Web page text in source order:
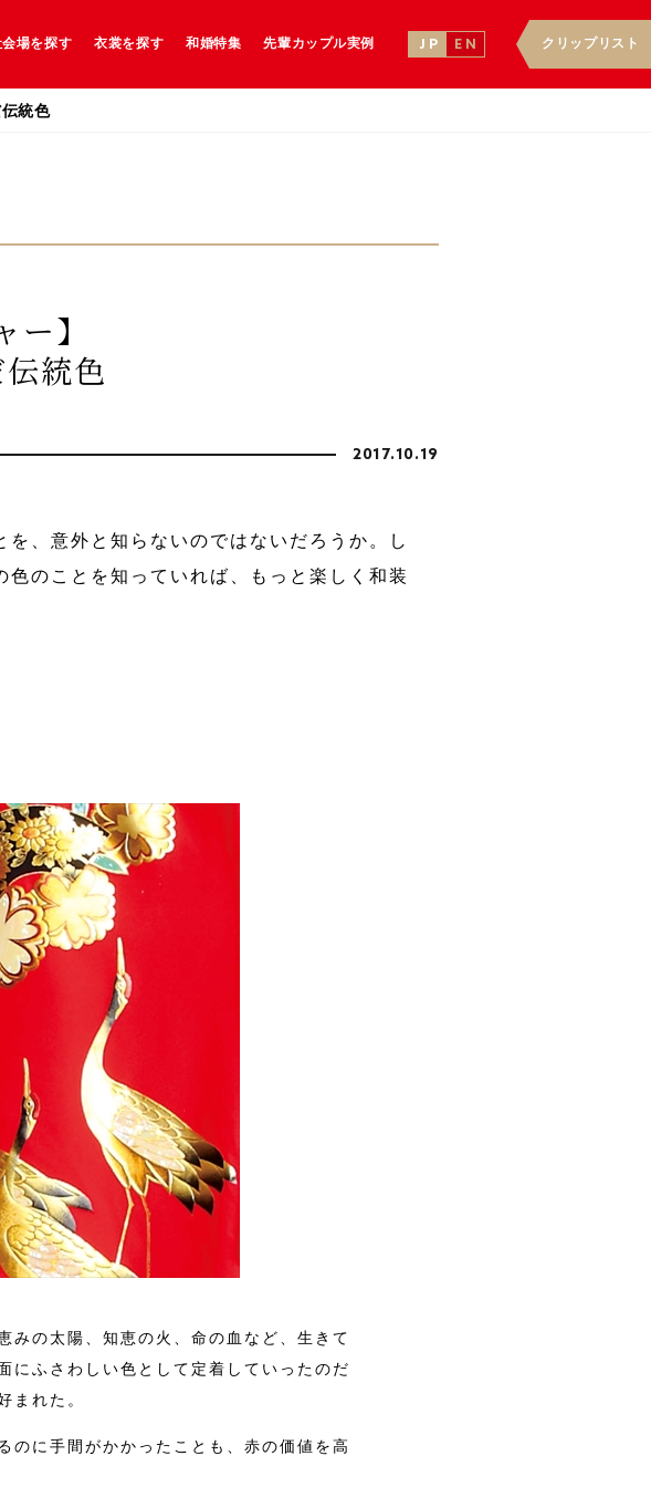
場を探す 衣裳を探す 和婚特集 先輩カップル実例 J P E N クリップリスト
統色
ー】
統色
2017.10.19
、意外と知らないのではないだろうか。し
のことを知っていれば、もっと楽しく和装
みの太陽、知恵の火、命の血など、生きて
にふさわしい色として定着していったのだ
まれた。
のに手間がかかったことも、赤の価値を高